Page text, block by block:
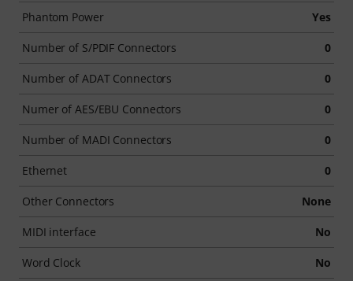
Phantom Power Yes
Number of S/PDIF Connectors 0
Number of ADAT Connectors 0
Numer of AES/EBU Connectors 0
Number of MADI Connectors 0
Ethernet 0
Other Connectors None
MIDI interface No
Word Clock No